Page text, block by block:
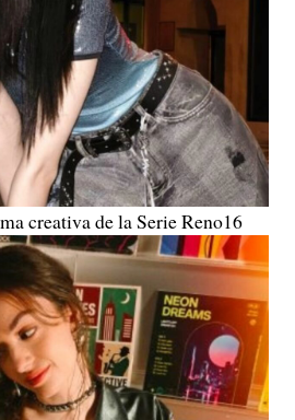
creativa de la Serie Reno16